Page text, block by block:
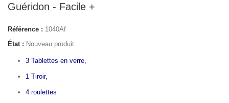
Guéridon - Facile +
Référence : 1040Af
État : Nouveau produit
3 Tablettes en verre,
1 Tiroir,
4 roulettes